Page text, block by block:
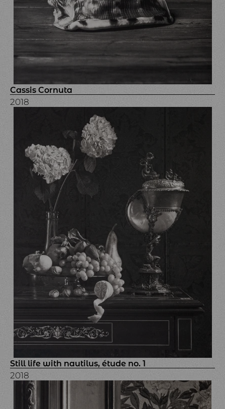
Cassis Cornuta
2018
Still life with nautilus, étude no. 1
2018